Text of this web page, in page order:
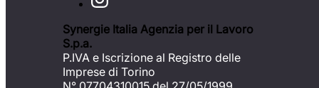
Synergie Italia Agenzia per il Lavoro
S.p.a.
P.IVA e Iscrizione al Registro delle
Imprese di Torino